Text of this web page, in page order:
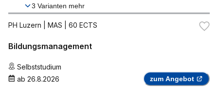
3 Varianten mehr
PH Luzern | MAS | 60 ECTS
Bildungsmanagement
Selbststudium
ab 26.8.2026 zum Angebot